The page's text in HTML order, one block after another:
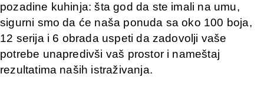
pozadine kuhinja: šta god da ste imali na umu,
sigurni smo da će naša ponuda sa oko 100 boja,
12 serija i 6 obrada uspeti da zadovolji vaše
potrebe unapredivši vaš prostor i nameštaj
rezultatima naših istraživanja.